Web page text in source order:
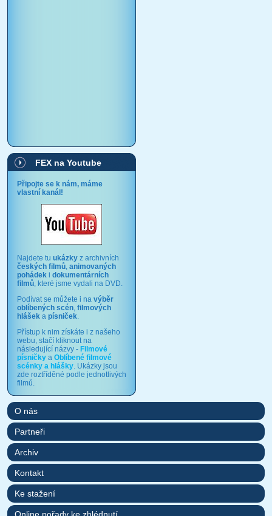
FEX na Youtube
Připojte se k nám, máme
vlastní kanál!
Najdete tu ukázky z archivních
českých filmů, animovaných
pohádek i dokumentárních
filmů, které jsme vydali na DVD.
Podívat se můžete i na výběr
oblíbených scén, filmových
hlášek a písniček.
Přístup k nim získáte i z našeho
webu, stačí kliknout na
následující názvy - Filmové
písničky a Oblíbené filmové
scénky a hlášky. Ukázky jsou
zde roztříděné podle jednotlivých
filmů.
O nás
Partneři
Archiv
Kontakt
Ke stažení